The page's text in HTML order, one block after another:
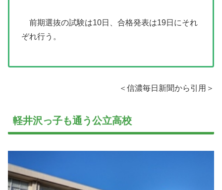
前期選抜の試験は10日、合格発表は19日にそれ
ぞれ行う。
＜信濃毎日新聞から引用＞
軽井沢っ子も通う公立高校